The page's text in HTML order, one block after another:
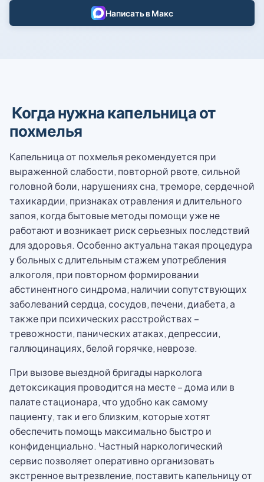
Написать в Макс
Когда нужна капельница от
похмелья
Капельница от похмелья рекомендуется при
выраженной слабости, повторной рвоте, сильной
головной боли, нарушениях сна, треморе, сердечной
тахикардии, признаках отравления и длительного
запоя, когда бытовые методы помощи уже не
работают и возникает риск серьезных последствий
для здоровья. Особенно актуальна такая процедура
у больных с длительным стажем употребления
алкоголя, при повторном формировании
абстинентного синдрома, наличии сопутствующих
заболеваний сердца, сосудов, печени, диабета, а
также при психических расстройствах –
тревожности, панических атаках, депрессии,
галлюцинациях, белой горячке, неврозе.
При вызове выездной бригады нарколога
детоксикация проводится на месте – дома или в
палате стационара, что удобно как самому
пациенту, так и его близким, которые хотят
обеспечить помощь максимально быстро и
конфиденциально. Частный наркологический
сервис позволяет оперативно организовать
экстренное вытрезвление, поставить капельницу от